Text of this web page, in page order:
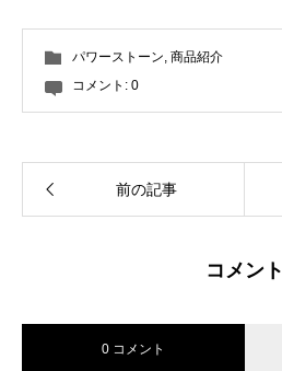
パワーストーン, 商品紹介
コメント: 0
前の記事
コメント
0 コメント